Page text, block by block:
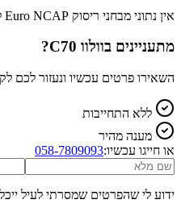
אין נתוני מבחני ריסוק Euro NCAP לדגם זה
מתעניינים בוולוו C70 ?
השאירו פרטים עכשיו ונעזור לכם
ללא התחייבות
מענה מהיר
או חייגו עכשיו:058-7809093
ידוע לי שהפרטים שמסרתי לעיל